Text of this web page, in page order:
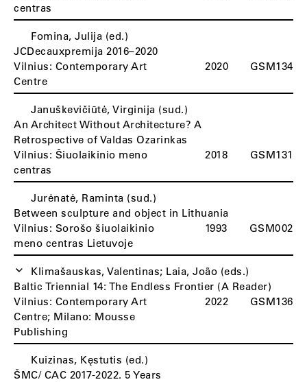
centras
Fomina, Julija (ed.)
JCDecauxpremija 2016–2020
Vilnius: Contemporary Art
Centre
2020 GSM134
Januškevičiūtė, Virginija (sud.)
An Architect Without Architecture? A
Retrospective of Valdas Ozarinkas
Vilnius: Šiuolaikinio meno
centras
2018 GSM131
Jurėnatė, Raminta (sud.)
Between sculpture and object in Lithuania
Vilnius: Sorošo šiuolaikinio
meno centras Lietuvoje
1993 GSM002
Klimašauskas, Valentinas; Laia, João (eds.)
Baltic Triennial 14: The Endless Frontier (A Reader)
Vilnius: Contemporary Art
Centre; Milano: Mousse
Publishing
2022 GSM136
Kuizinas, Kęstutis (ed.)
ŠMC/ CAC 2017-2022. 5 Years